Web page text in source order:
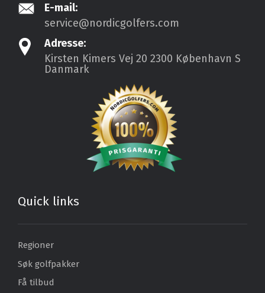
E-mail:
service@nordicgolfers.com
Adresse:
Kirsten Kimers Vej 20 2300 København S
Danmark
Quick links
Regioner
Søk golfpakker
Få tilbud